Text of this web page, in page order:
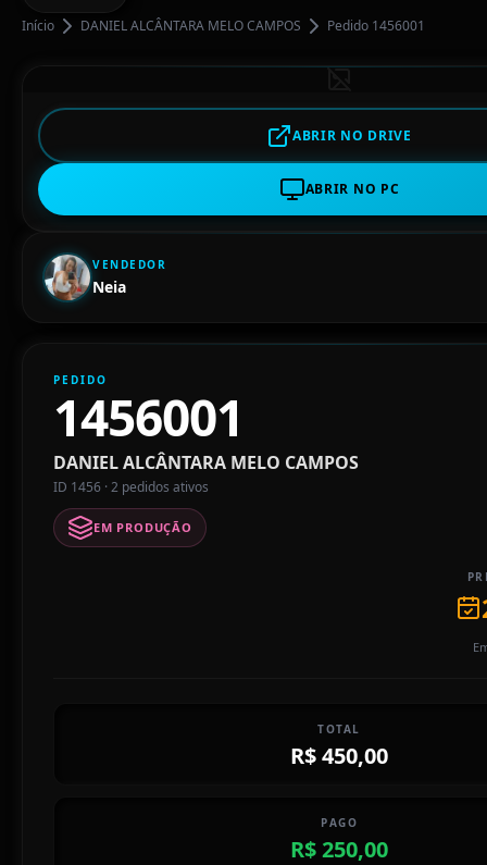
Início DANIEL ALCÂNTARA MELO CAMPOS Pedido 1456001
ABRIR NO DRIVE
ABRIR NO PC
VENDEDOR
Neia
PEDIDO
1456001
DANIEL ALCÂNTARA MELO CAMPOS
ID 1456 · 2 pedidos ativos
EM PRODUÇÃO
TOTAL
R$ 450,00
PAGO
R$ 250,00